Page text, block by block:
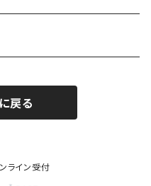
戻る
ライン受付